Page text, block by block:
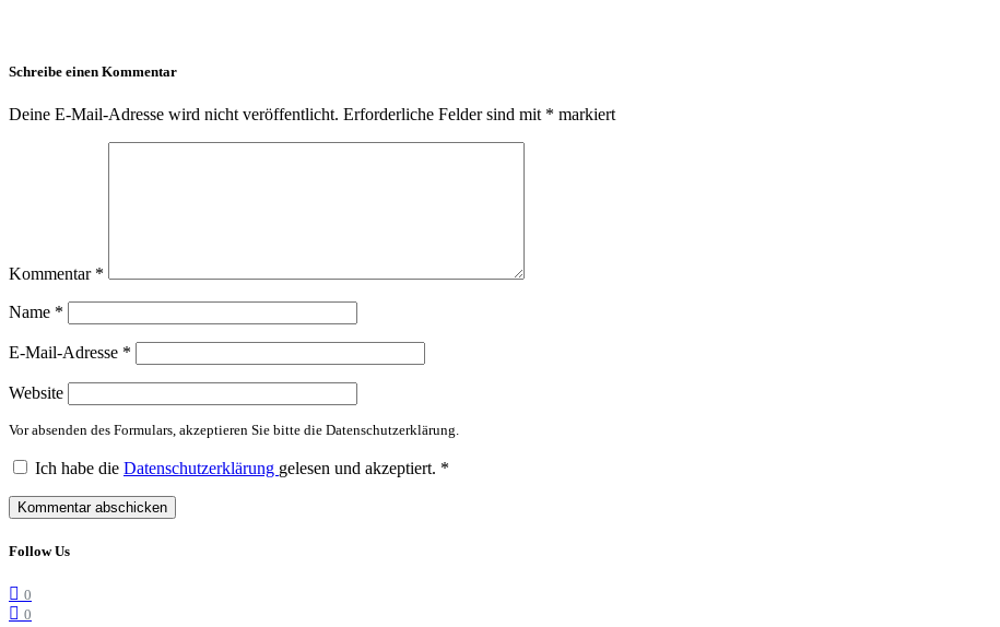
Schreibe einen Kommentar
Deine E-Mail-Adresse wird nicht veröffentlicht. Erforderliche Felder sind mit * markiert
Kommentar *
Name *
E-Mail-Adresse *
Website
Vor absenden des Formulars, akzeptieren Sie bitte die Datenschutzerklärung.
Ich habe die Datenschutzerklärung gelesen und akzeptiert. *
Follow Us
0
0